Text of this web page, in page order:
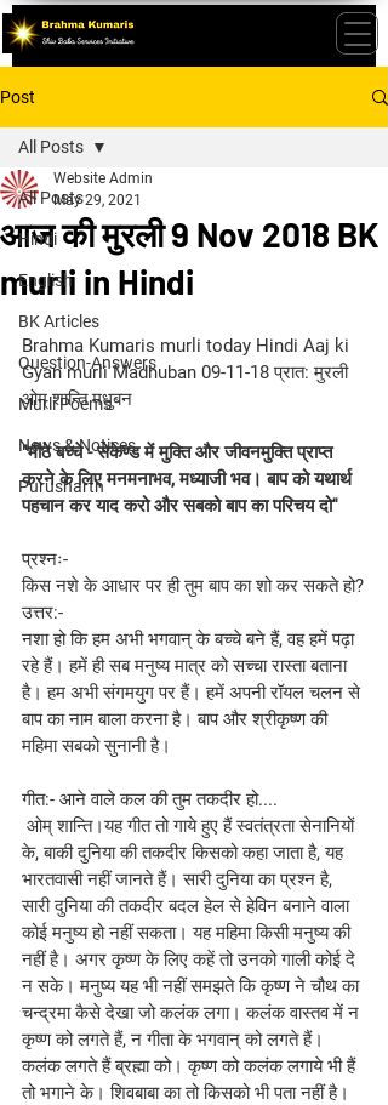
Post
All Posts
Hindi
English
BK Articles
Question-Answers
Murli Poems
News & Notices
Purusharth
All Posts
आज की मुरली 9 Nov 2018 BK
murli in Hindi
Website Admin
May 29, 2021
Brahma Kumaris murli today Hindi Aaj ki
Gyan murli Madhuban 09-11-18 प्रात: मुरली
ओम् शान्ति मधुबन
"मीठे बच्चे - सेकेण्ड में मुक्ति और जीवनमुक्ति प्राप्त
करने के लिए मनमनाभव, मध्याजी भव। बाप को यथार्थ
पहचान कर याद करो और सबको बाप का परिचय दो''
प्रश्नः-
किस नशे के आधार पर ही तुम बाप का शो कर सकते हो?
उत्तर:-
नशा हो कि हम अभी भगवान् के बच्चे बने हैं, वह हमें पढ़ा
रहे हैं। हमें ही सब मनुष्य मात्र को सच्चा रास्ता बताना
है। हम अभी संगमयुग पर हैं। हमें अपनी रॉयल चलन से
बाप का नाम बाला करना है। बाप और श्रीकृष्ण की
महिमा सबको सुनानी है।
गीत:- आने वाले कल की तुम तकदीर हो....
के, बाकी दुनिया की तकदीर किसको कहा जाता है, यह
भारतवासी नहीं जानते हैं। सारी दुनिया का प्रश्न है,
सारी दुनिया की तकदीर बदल हेल से हेविन बनाने वाला
कोई मनुष्य हो नहीं सकता। यह महिमा किसी मनुष्य की
नहीं है। अगर कृष्ण के लिए कहें तो उनको गाली कोई दे
न सके। मनुष्य यह भी नहीं समझते कि कृष्ण ने चौथ का
चन्द्रमा कैसे देखा जो कलंक लगा। कलंक वास्तव में न
कृष्ण को लगते हैं, न गीता के भगवान् को लगते हैं।
कलंक लगते हैं ब्रह्मा को। कृष्ण को कलंक लगाये भी हैं
तो भगाने के। शिवबाबा का तो किसको भी पता नहीं है।